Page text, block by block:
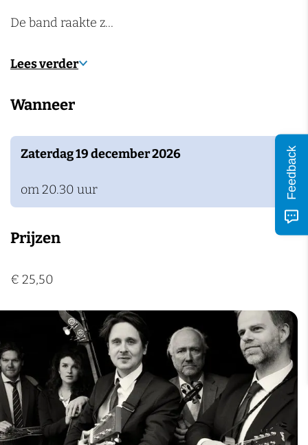
De band raakte z…
Lees verder
Wanneer
Zaterdag 19 december 2026
om 20.30 uur
Prijzen
€ 25,50
Feedback